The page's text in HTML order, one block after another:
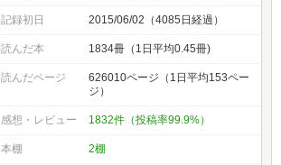
記録初日 2015/06/02（4085日経過）
読んだ本 1834冊（1日平均0.45冊)
読んだページ
626010ページ（1日平均153ペー
ジ）
感想・レビュー 1832件（投稿率99.9%）
本棚 2棚